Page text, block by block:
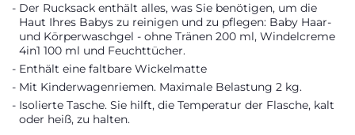
Der Rucksack enthält alles, was Sie benötigen, um die
Haut Ihres Babys zu reinigen und zu pflegen: Baby Haar-
und Körperwaschgel - ohne Tränen 200 ml, Windelcreme
4in1 100 ml und Feuchttücher.
Enthält eine faltbare Wickelmatte
Mit Kinderwagenriemen. Maximale Belastung 2 kg.
Isolierte Tasche. Sie hilft, die Temperatur der Flasche, kalt
oder heiß, zu halten.